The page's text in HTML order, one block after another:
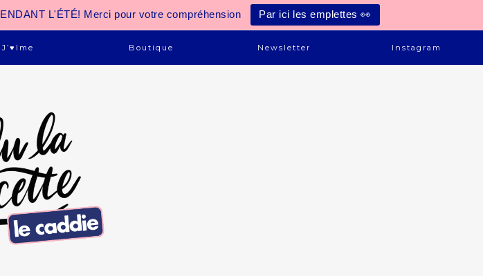
L'ÉTÉ! Merci pour votre compréhension Par ici les emplettes 👀
J’♥ime Boutique Newsletter Instagram